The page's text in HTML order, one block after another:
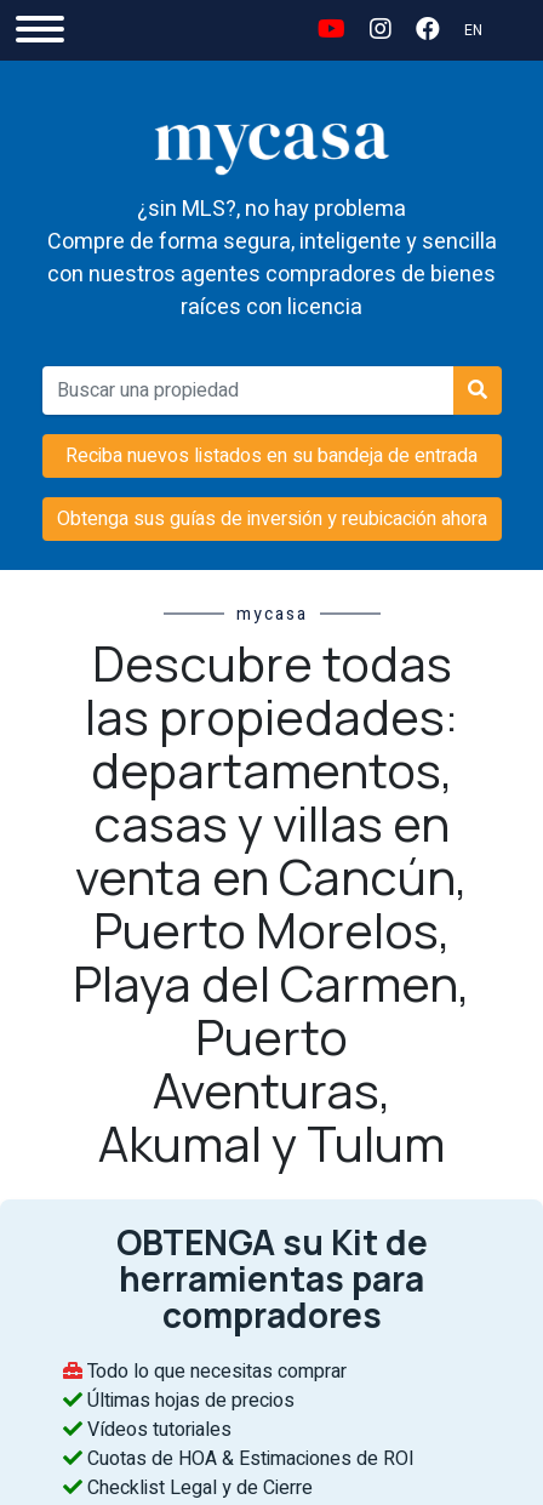
EN
¿sin MLS?, no hay problema
Compre de forma segura, inteligente y sencilla
con nuestros agentes compradores de bienes
raíces con licencia
Reciba nuevos listados en su bandeja de entrada
Obtenga sus guías de inversión y reubicación ahora
mycasa
Descubre todas
las propiedades:
departamentos,
casas y villas en
venta en Cancún,
Puerto Morelos,
Playa del Carmen,
Puerto
Aventuras,
Akumal y Tulum
OBTENGA su Kit de
herramientas para
compradores
Todo lo que necesitas comprar
Últimas hojas de precios
Vídeos tutoriales
Cuotas de HOA & Estimaciones de ROI
Checklist Legal y de Cierre